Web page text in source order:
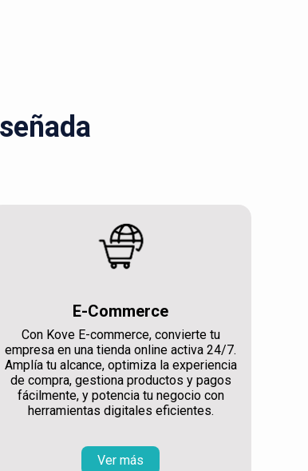
E-Commerce
Con Kove E-commerce, convierte tu
empresa en una tienda online activa 24/7.
Amplía tu alcance, optimiza la experiencia
de compra, gestiona productos y pagos
fácilmente, y potencia tu negocio con
herramientas digitales eficientes.
Ver más